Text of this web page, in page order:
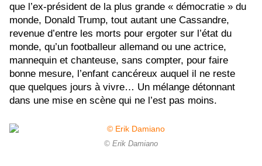
que l’ex-président de la plus grande « démocratie » du
monde, Donald Trump, tout autant une Cassandre,
revenue d’entre les morts pour ergoter sur l’état du
monde, qu’un footballeur allemand ou une actrice,
mannequin et chanteuse, sans compter, pour faire
bonne mesure, l’enfant cancéreux auquel il ne reste
que quelques jours à vivre… Un mélange détonnant
dans une mise en scène qui ne l’est pas moins.
© Erik Damiano